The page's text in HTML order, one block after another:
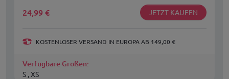
24,99 € JETZT KAUFEN
KOSTENLOSER VERSAND IN EUROPA AB 149,00 €
Verfügbare Größen:
S , XS